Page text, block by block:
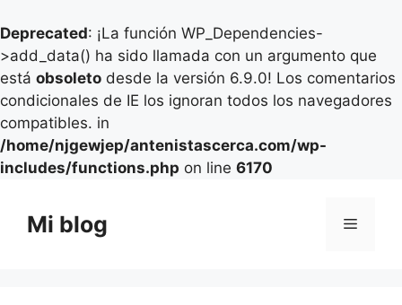
Deprecated: ¡La función WP_Dependencies-
>add_data() ha sido llamada con un argumento que
está obsoleto desde la versión 6.9.0! Los comentarios
condicionales de IE los ignoran todos los navegadores
compatibles. in
/home/njgewjep/antenistascerca.com/wp-
includes/functions.php on line 6170
contenido
Mi blog Menú